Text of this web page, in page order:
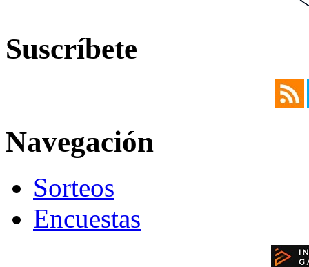
Suscríbete
Navegación
Sorteos
Encuestas